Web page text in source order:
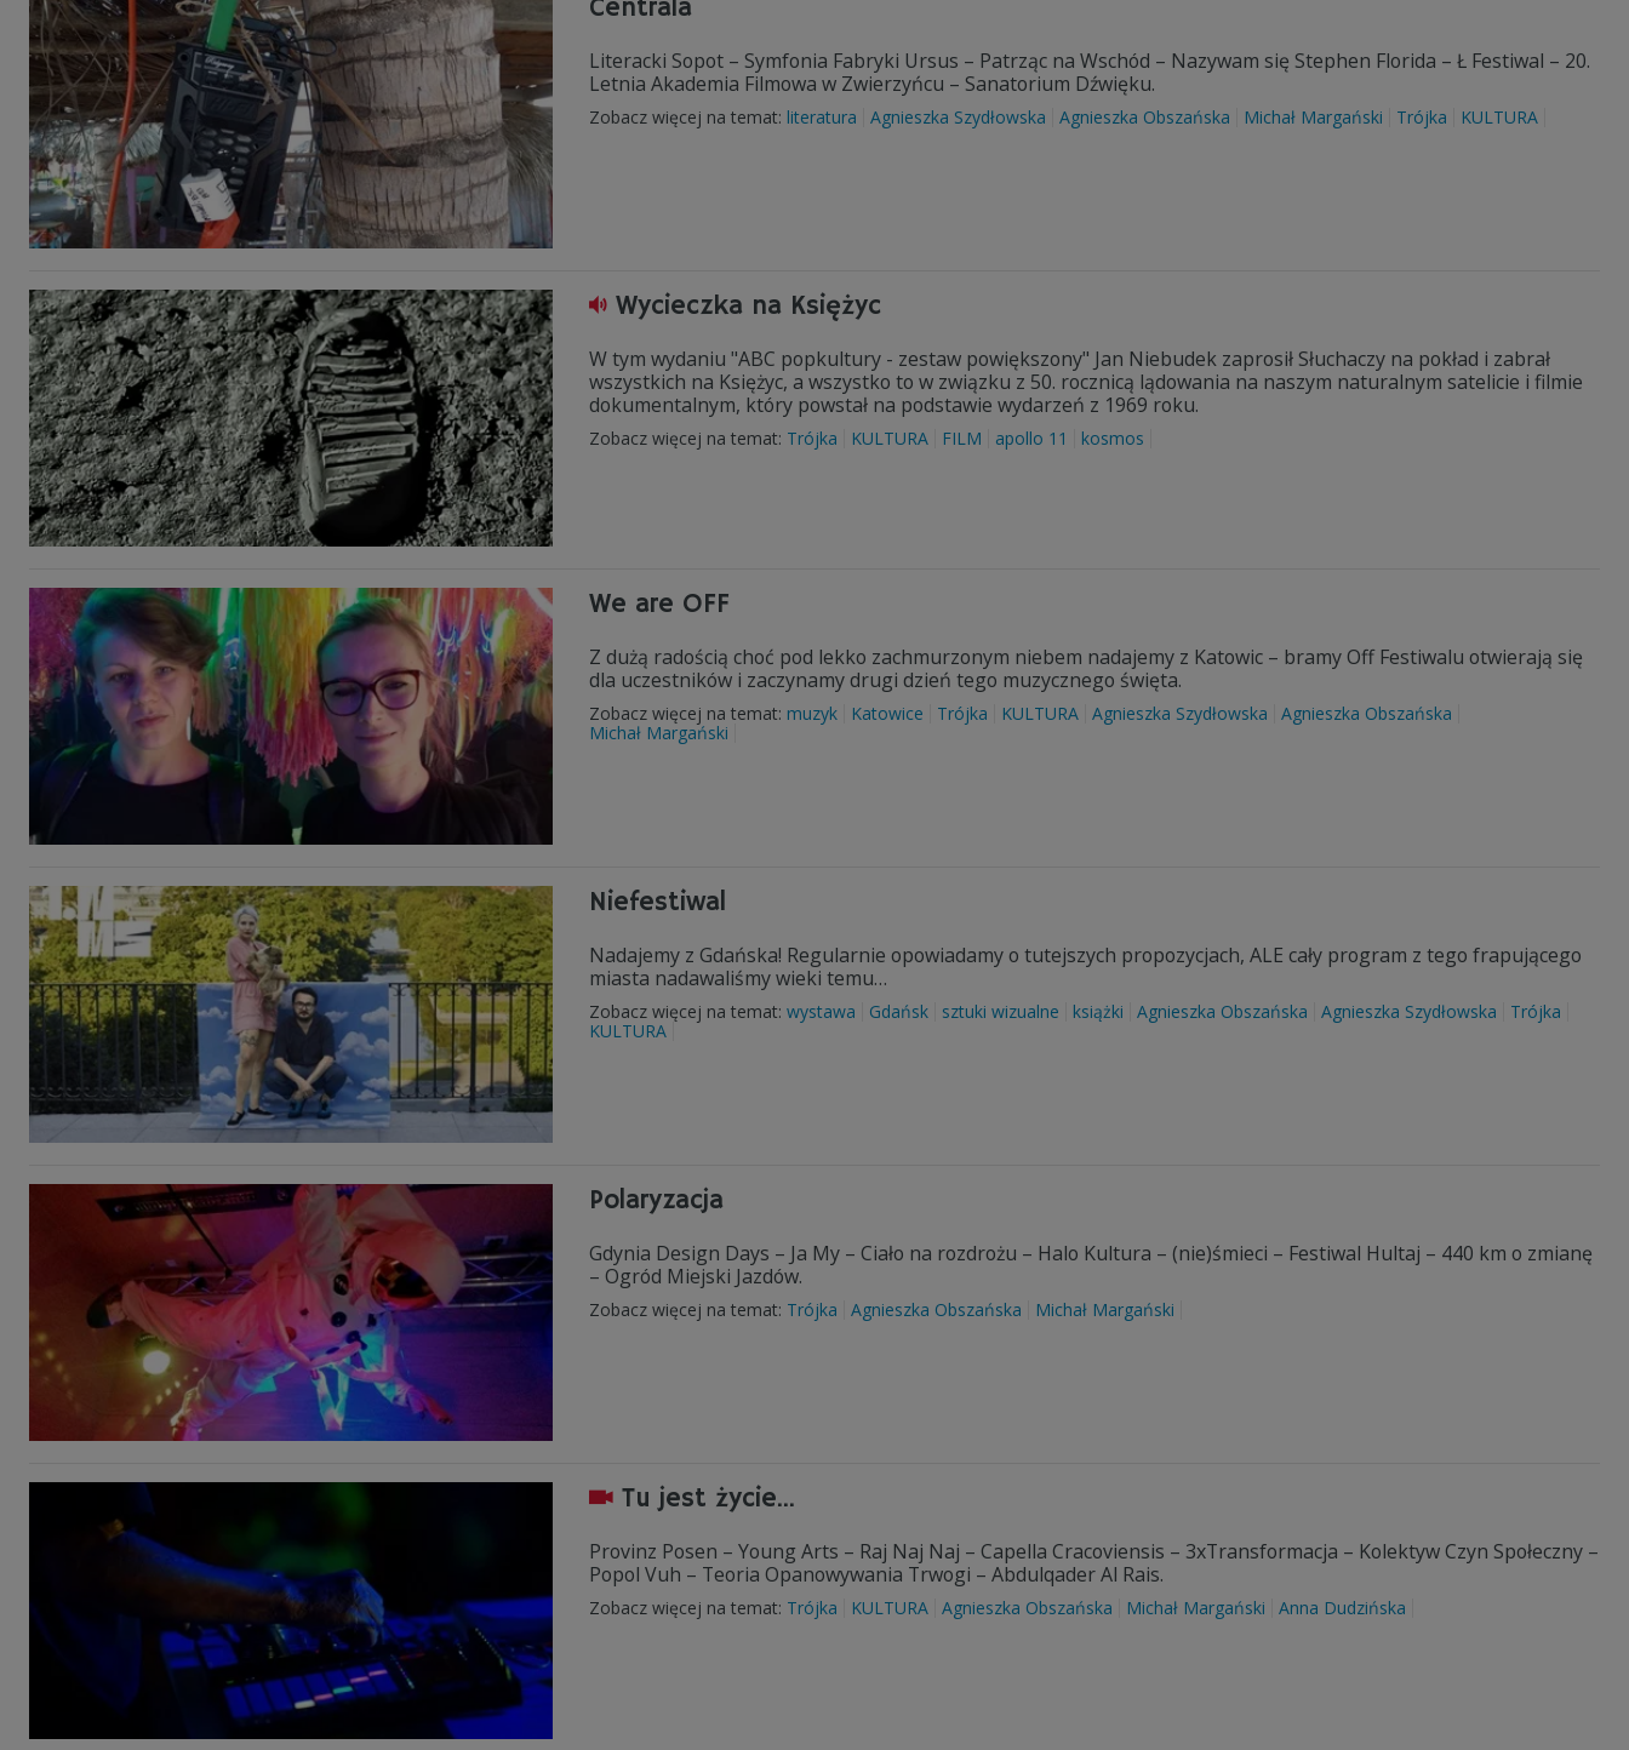
Centrala
Literacki Sopot – Symfonia Fabryki Ursus – Patrząc na Wschód – Nazywam się Stephen Florida – Ł Festiwal – 20.
Letnia Akademia Filmowa w Zwierzyńcu – Sanatorium Dźwięku.
Zobacz więcej na temat: literatura Agnieszka Szydłowska Agnieszka Obszańska Michał Margański Trójka KULTURA
Wycieczka na Księżyc
W tym wydaniu "ABC popkultury - zestaw powiększony" Jan Niebudek zaprosił Słuchaczy na pokład i zabrał
wszystkich na Księżyc, a wszystko to w związku z 50. rocznicą lądowania na naszym naturalnym satelicie i filmie
dokumentalnym, który powstał na podstawie wydarzeń z 1969 roku.
Zobacz więcej na temat: Trójka KULTURA FILM apollo 11 kosmos
We are OFF
Z dużą radością choć pod lekko zachmurzonym niebem nadajemy z Katowic – bramy Off Festiwalu otwierają się
dla uczestników i zaczynamy drugi dzień tego muzycznego święta.
Zobacz więcej na temat: muzyk Katowice Trójka KULTURA Agnieszka Szydłowska
Agnieszka Obszańska
Michał Margański
Niefestiwal
Nadajemy z Gdańska! Regularnie opowiadamy o tutejszych propozycjach, ALE cały program z tego frapującego
miasta nadawaliśmy wieki temu…
Zobacz więcej na temat: wystawa Gdańsk sztuki wizualne książki Agnieszka Obszańska Agnieszka Szydłowska
Trójka
KULTURA
Polaryzacja
Gdynia Design Days – Ja My – Ciało na rozdrożu – Halo Kultura – (nie)śmieci – Festiwal Hultaj – 440 km o zmianę
– Ogród Miejski Jazdów.
Zobacz więcej na temat: Trójka Agnieszka Obszańska Michał Margański
Tu jest życie…
Provinz Posen – Young Arts – Raj Naj Naj – Capella Cracoviensis – 3xTransformacja – Kolektyw Czyn Społeczny –
Popol Vuh – Teoria Opanowywania Trwogi – Abdulqader Al Rais.
Zobacz więcej na temat: Trójka KULTURA Agnieszka Obszańska Michał Margański Anna Dudzińska